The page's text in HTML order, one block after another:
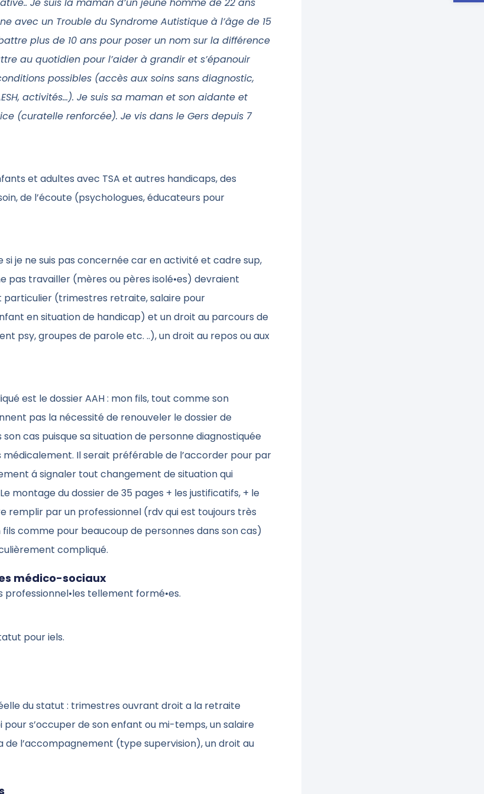
Je suis la maman d’un jeune homme de 22 ans
avec un Trouble du Syndrome Autistique à l’âge de 15
plus de 10 ans pour poser un nom sur la différence
au quotidien pour l’aider à grandir et s’épanouir
possibles (accès aux soins sans diagnostic,
activités…). Je suis sa maman et son aidante et
(curatelle renforcée). Je vis dans le Gers depuis 7
et adultes avec TSA et autres handicaps, des
de l’écoute (psychologues, éducateurs pour
si je ne suis pas concernée car en activité et cadre sup,
pas travailler (mères ou pères isolé•es) devraient
particulier (trimestres retraite, salaire pour
en situation de handicap) et un droit au parcours de
psy, groupes de parole etc. ..), un droit au repos ou aux
est le dossier AAH : mon fils, tout comme son
pas la nécessité de renouveler le dossier de
son cas puisque sa situation de personne diagnostiquée
médicalement. Il serait préférable de l’accorder pour par
á signaler tout changement de situation qui
montage du dossier de 35 pages + les justificatifs, + le
remplir par un professionnel (rdv qui est toujours très
comme pour beaucoup de personnes dans son cas)
compliqué.
médico-sociaux
professionnel•les tellement formé•es.
pour iels.
du statut : trimestres ouvrant droit a la retraite
pour s’occuper de son enfant ou mi-temps, un salaire
de l’accompagnement (type supervision), un droit au